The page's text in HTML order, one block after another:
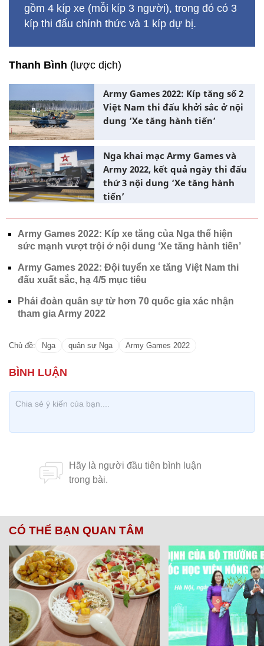
gồm 4 kíp xe (mỗi kíp 3 người), trong đó có 3
kíp thi đấu chính thức và 1 kíp dự bị.
Thanh Bình (lược dịch)
Army Games 2022: Kíp tăng số 2
Việt Nam thi đấu khởi sắc ở nội
dung ‘Xe tăng hành tiến’
Nga khai mạc Army Games và
Army 2022, kết quả ngày thi đấu
thứ 3 nội dung ‘Xe tăng hành
tiến’
Army Games 2022: Kíp xe tăng của Nga thể hiện
sức mạnh vượt trội ở nội dung ‘Xe tăng hành tiến’
Army Games 2022: Đội tuyển xe tăng Việt Nam thi
đấu xuất sắc, hạ 4/5 mục tiêu
Phái đoàn quân sự từ hơn 70 quốc gia xác nhận
tham gia Army 2022
Chủ đề: Nga quân sự Nga Army Games 2022
CÓ THỂ BẠN QUAN TÂM